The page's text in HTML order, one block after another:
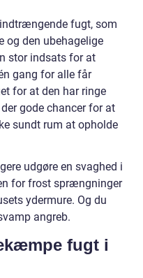
fugt, som
og den ubehagelige
stor indsats for at
gang for alle får
for at den har ringe
gode chancer for at
sundt rum at opholde
udgøre en svaghed i
for frost sprængninger
ydermure. Og du
angreb.
fugt i